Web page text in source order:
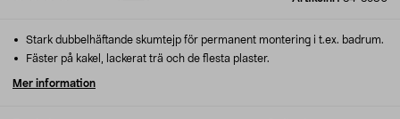
Stark dubbelhäftande skumtejp för permanent montering i t.ex. badrum.
Fäster på kakel, lackerat trä och de flesta plaster.
Mer information